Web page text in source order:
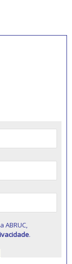
ABRUC,
.